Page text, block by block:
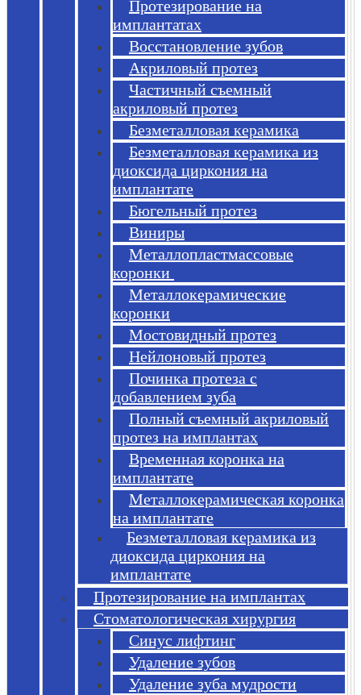
Протезирование на
имплантатах
Восстановление зубов
Акриловый протез
Частичный съемный
акриловый протез
Безметалловая керамика
Безметалловая керамика из
диоксида циркония на
имплантате
Бюгельный протез
Виниры
Металлопластмассовые
коронки
Металлокерамические
коронки
Мостовидный протез
Нейлоновый протез
Починка протеза с
добавлением зуба
Полный съемный акриловый
протез на имплантах
Временная коронка на
имплантате
Металлокерамическая коронка
на имплантате
Безметалловая керамика из
диоксида циркония на
имплантате
Протезирование на имплантах
Стоматологическая хирургия
Синус лифтинг
Удаление зубов
Удаление зуба мудрости